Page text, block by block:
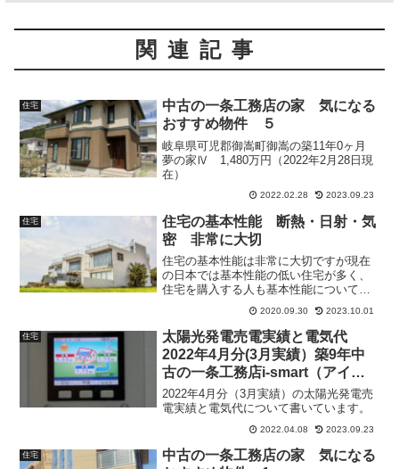
関連記事
住宅
中古の一条工務店の家 気になる
おすすめ物件 ５
岐阜県可児郡御嵩町御嵩の築11年0ヶ月
夢の家Ⅳ 1,480万円（2022年2月28日現
在）
2022.02.28 2023.09.23
住宅
住宅の基本性能 断熱・日射・気
密 非常に大切
住宅の基本性能は非常に大切ですが現在
の日本では基本性能の低い住宅が多く、
住宅を購入する人も基本性能についての
知識が乏しいです。まず基本性能とは何
か。基本性能が高い住宅はどのようなメ
リットがあるかという説明を書いていま
す。
2020.09.30 2023.10.01
住宅
太陽光発電売電実績と電気代
2022年4月分(3月実績）築9年中
古の一条工務店i-smart（アイス
マート）
2022年4月分（3月実績）の太陽光発電売
電実績と電気代について書いています。
2022.04.08 2023.09.23
住宅
中古の一条工務店の家 気になる